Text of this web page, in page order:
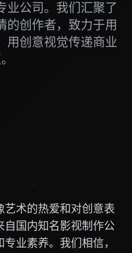
业公司。我们汇聚了
的创作者，致力于用
用创意视觉传递商业
艺术的热爱和对创意表
国内知名影视制作公
业素养。我们相信，